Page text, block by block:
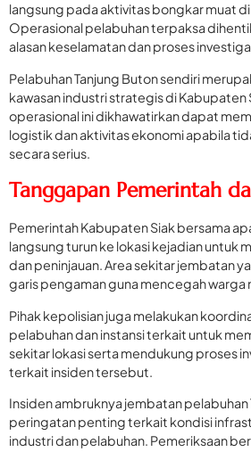
langsung pada aktivitas bongkar muat
Operasional pelabuhan terpaksa
alasan keselamatan dan proses
Pelabuhan Tanjung Buton sendiri
kawasan industri strategis di Kabupaten
operasional ini dikhawatirkan dapat
logistik dan aktivitas ekonomi apabila
secara serius.
Tanggapan Pemerintah
Pemerintah Kabupaten Siak bersama
langsung turun ke lokasi kejadian untuk
dan peninjauan. Area sekitar jembatan
garis pengaman guna mencegah warga
Pihak kepolisian juga melakukan
pelabuhan dan instansi terkait untuk
sekitar lokasi serta mendukung proses
terkait insiden tersebut.
Insiden ambruknya jembatan pelabuhan
peringatan penting terkait kondisi
industri dan pelabuhan. Pemeriksaan